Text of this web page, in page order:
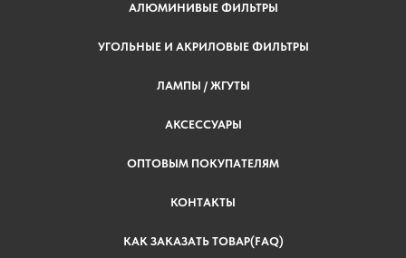
АЛЮМИНИВЫЕ ФИЛЬТРЫ
УГОЛЬНЫЕ И АКРИЛОВЫЕ ФИЛЬТРЫ
ЛАМПЫ / ЖГУТЫ
АКСЕССУАРЫ
ОПТОВЫМ ПОКУПАТЕЛЯМ
КОНТАКТЫ
КАК ЗАКАЗАТЬ ТОВАР(FAQ)